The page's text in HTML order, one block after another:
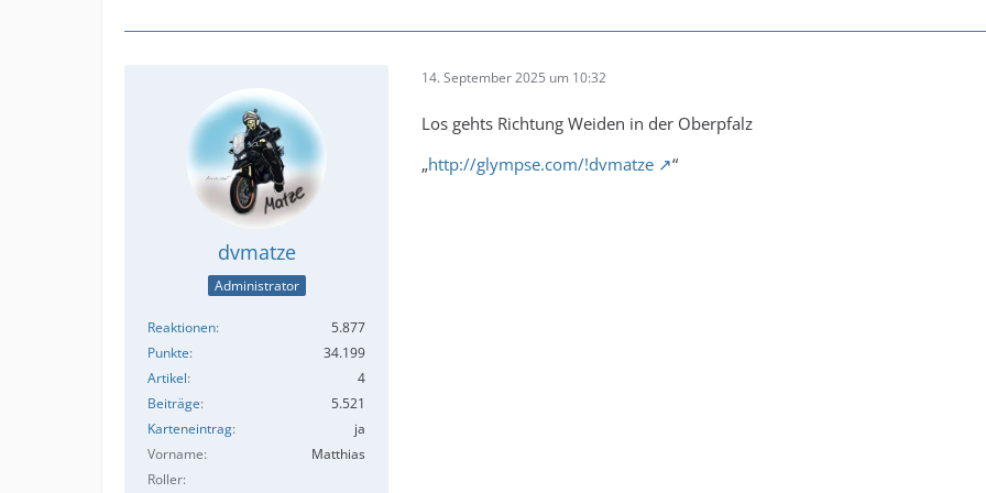
dvmatze
Administrator
Reaktionen
5.877
Punkte
34.199
Artikel
4
Beiträge
5.521
Karteneintrag
ja
Vorname
Matthias
Roller
14. September 2025 um 10:32
Los gehts Richtung Weiden in der Oberpfalz
„http://glympse.com/!dvmatze “